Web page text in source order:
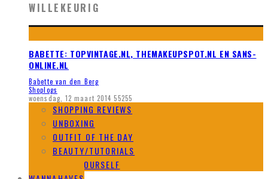
WILLEKEURIG
BABETTE: TOPVINTAGE.NL, THEMAKEUPSPOT.NL EN SANS-
ONLINE.NL
Babette van den Berg
Shoplogs
woensdag, 12 maart 2014 55255
SHOPPING REVIEWS
UNBOXING
OUTFIT OF THE DAY
BEAUTY/TUTORIALS
DO IT YOURSELF